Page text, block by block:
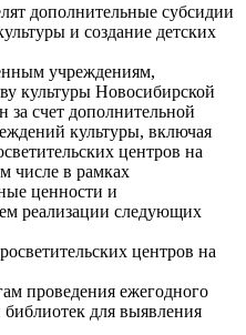
дополнительные субсидии
и создание детских
учреждениям,
культуры Новосибирской
счет дополнительной
культуры, включая
центров на
числе в рамках
ценности и
реализации следующих
центров на
проведения ежегодного
библиотек для выявления